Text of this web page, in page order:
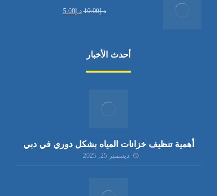
د.إ10.00 د.إ5.00
أحدث الأخبار
أهمية تنظيف خزانات المياه بشكل دوري في دبي
ديسمبر 25, 2025